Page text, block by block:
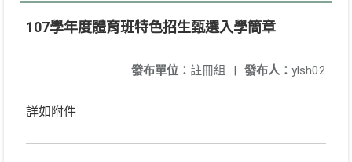
107學年度體育班特色招生甄選入學簡章
發布人： ylsh02
發布單位： 註冊組 |
詳如附件